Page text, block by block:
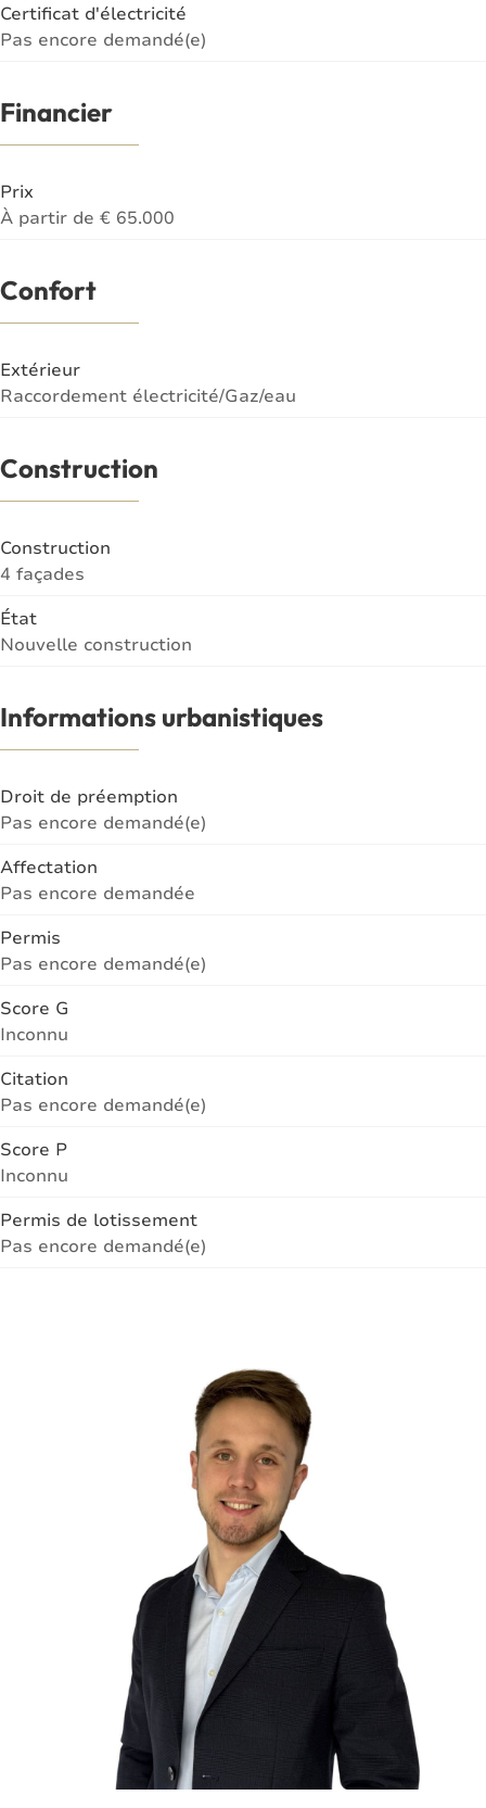
Certificat d'électricité
Pas encore demandé(e)
Financier
Prix
À partir de € 65.000
Confort
Extérieur
Raccordement électricité/Gaz/eau
Construction
Construction
4 façades
État
Nouvelle construction
Informations urbanistiques
Droit de préemption
Pas encore demandé(e)
Affectation
Pas encore demandée
Permis
Pas encore demandé(e)
Score G
Inconnu
Citation
Pas encore demandé(e)
Score P
Inconnu
Permis de lotissement
Pas encore demandé(e)